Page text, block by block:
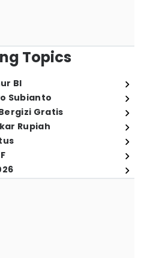
Topics
BI
Subianto
Gratis
Rupiah